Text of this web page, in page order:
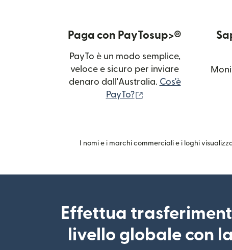
Paga con PayTosup>®
PayTo è un modo semplice,
veloce e sicuro per inviare
denaro dall'Australia. Cos'è
PayTo?
I nomi e i marchi commerciali e i loghi
Effettua
livello globale con